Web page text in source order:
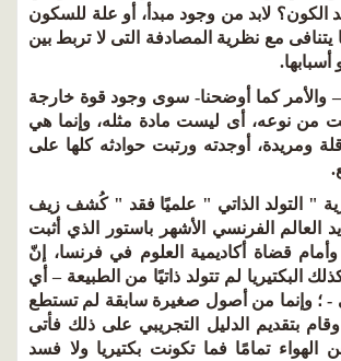
الكون؟ لابد من وجود مبدأ، أو علة للسكون
يتنافى مع نظرية المصادفة التى لا تربط بين
أسبابها.
– والأمر كما أوضحنا- سوى وجود قوة خارجة
من نوعه، أى ليست مادة مثله، وإنما هي
ومريدة، أوجدته ورتبت حوادثه كلها على
" التولد الذاتي " علميًا فقد " كُشف زيف
العالم الفرنسي الأشهر باستور الذي أثبت
1865م، وأمام قضاة أكاديمية العلوم في فرنسا، إنّ
البكتيريا لم تتولد ذاتيًا من الطبيعة – أي
وإنما من أصول صغيرة سابقة لم تستطع
وقام بتقديم الدليل التجريبي على ذلك فأتى
الهواء تمامًا فما تكونت بكتيريا ولا فسد